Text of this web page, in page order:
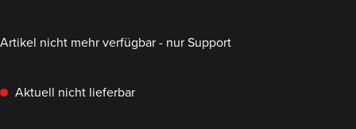
Artikel nicht mehr verfügbar - nur Support
Aktuell nicht lieferbar